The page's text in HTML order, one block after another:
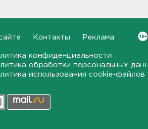
штраф за
Контакты Реклама
конфиденциальности
обработки персональных
использования cookie-файлов